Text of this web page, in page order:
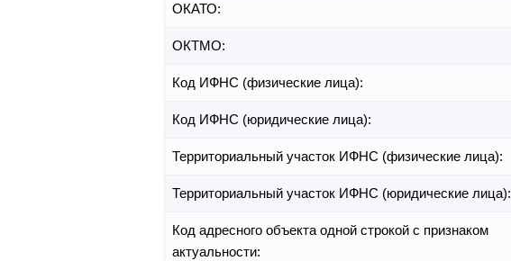
ОКАТО:
ОКТМО:
Код ИФНС (физические лица):
Код ИФНС (юридические лица):
Территориальный участок ИФНС (физические лица):
Территориальный участок ИФНС (юридические лица):
Код адресного объекта одной строкой с признаком
актуальности: